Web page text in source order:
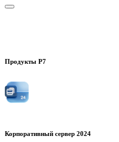
Продукты Р7
Корпоративный сервер 2024